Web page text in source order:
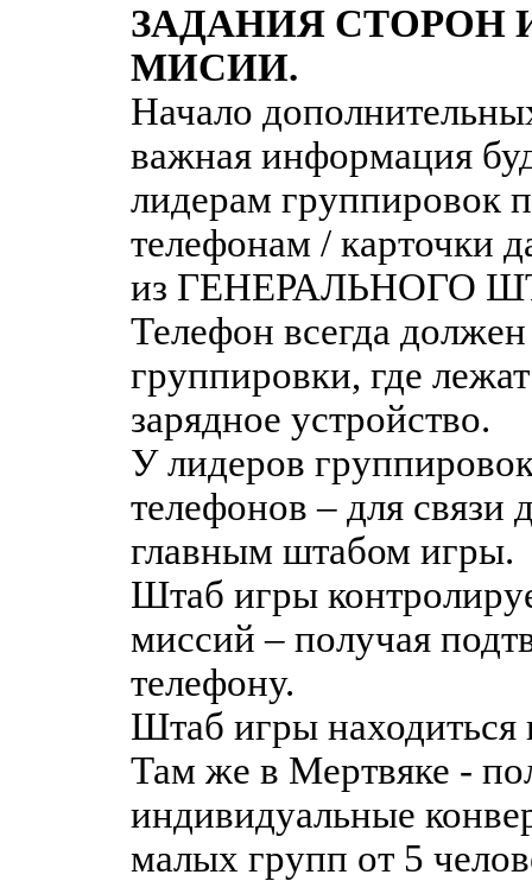
ЗАДАНИЯ СТОРОН
МИСИИ.
Начало
важная информация
лидерам группировок
телефонам / карточки
из ГЕНЕРАЛЬНОГО
Телефон всегда
группировки, где
зарядное устройство.
У лидеров
телефонов – для связи
главным штабом игры.
Штаб игры
миссий – получая
телефону.
Штаб игры находиться
Там же в Мертвяке -
индивидуальные
малых групп от 5